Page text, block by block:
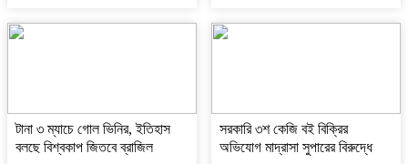
টানা ৩ ম্যাচে গোল ভিনির, ইতিহাস
বলছে বিশ্বকাপ জিতবে ব্রাজিল
সরকারি ৩শ কেজি বই বিক্রির
অভিযোগ মাদ্রাসা সুপারের বিরুদ্ধে